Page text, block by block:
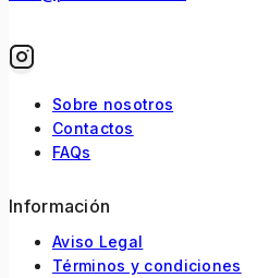
Sobre nosotros
Contactos
FAQs
Información
Aviso Legal
Términos y condiciones